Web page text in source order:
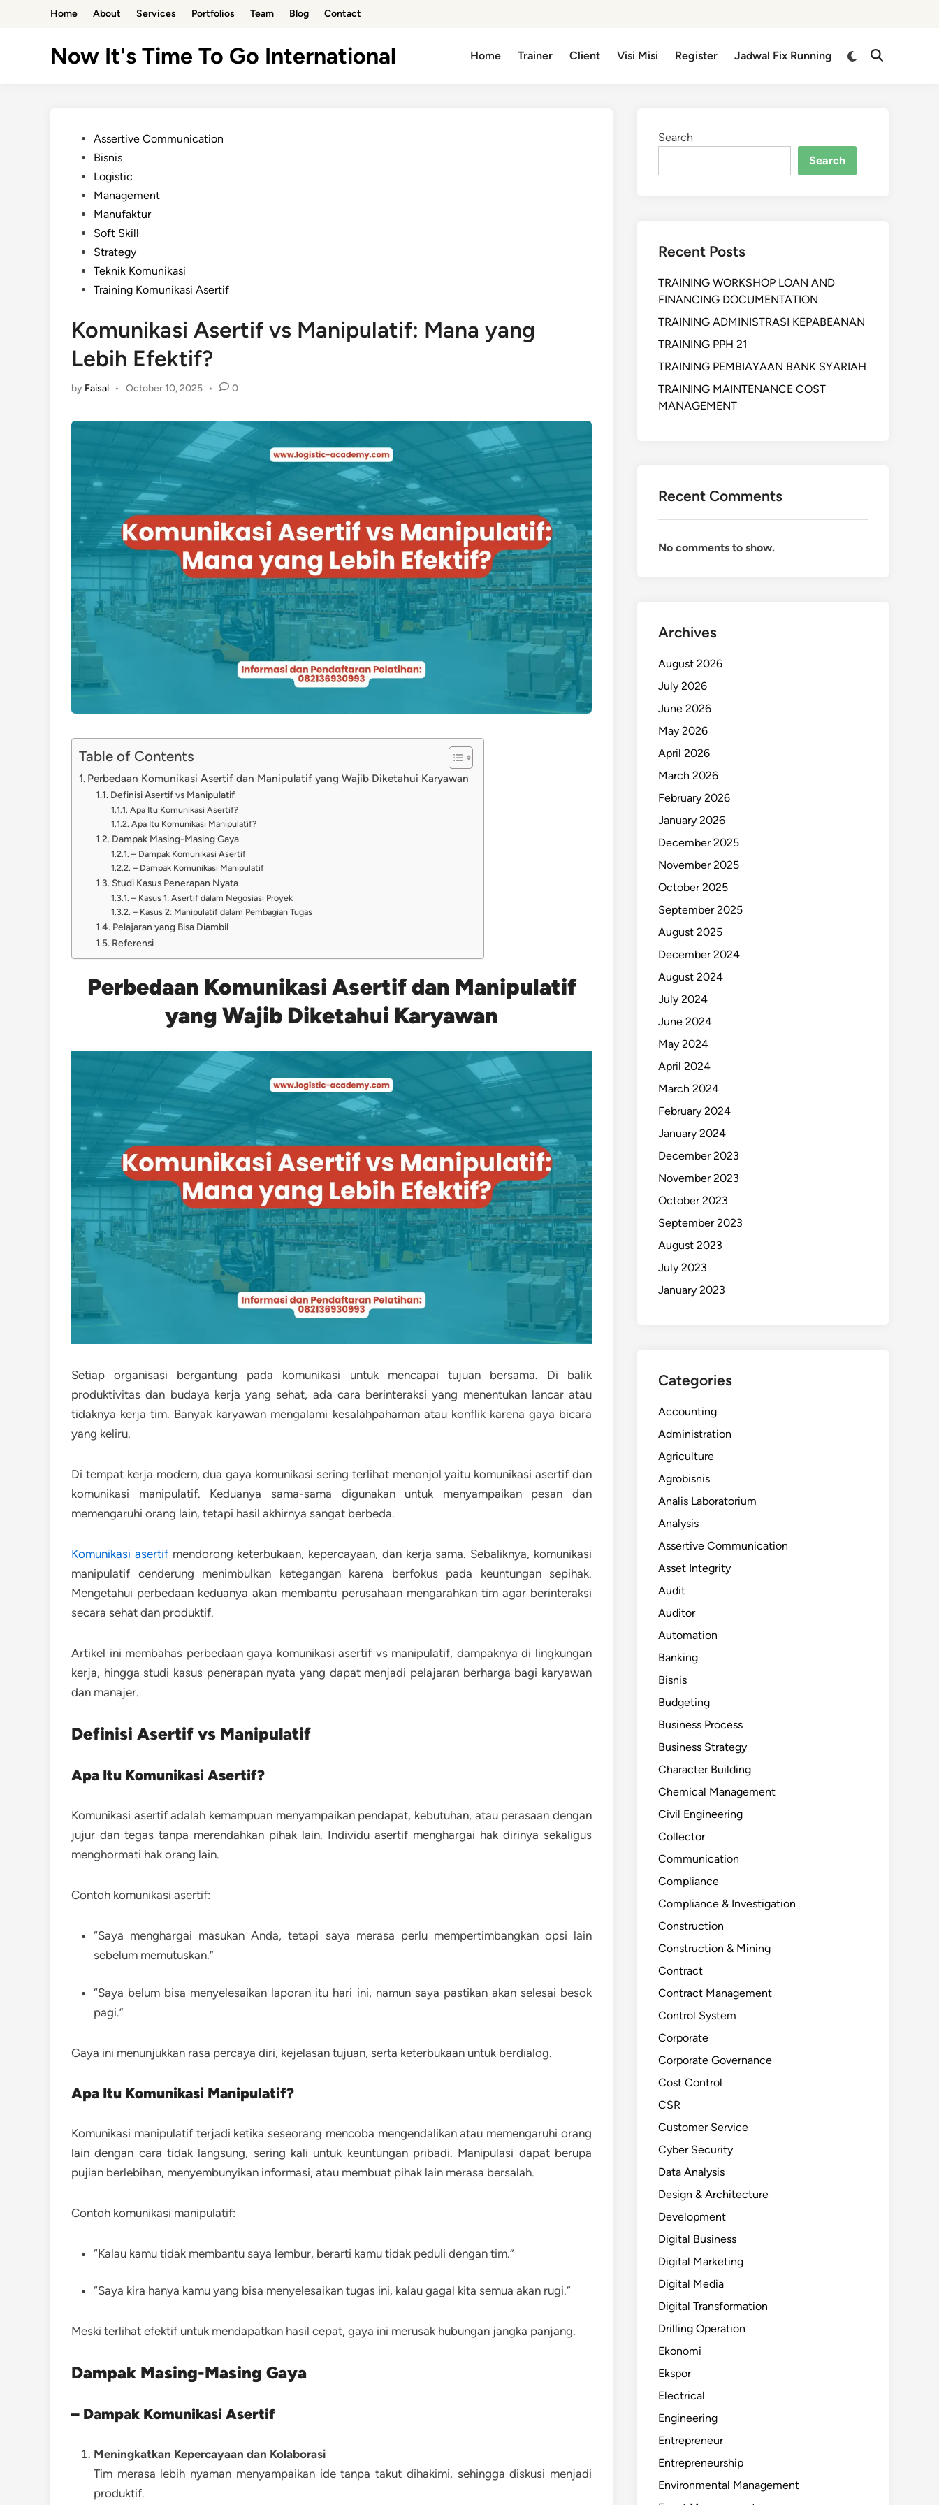
Home About Services Portfolios Team Blog Contact
Now It's Time To Go International Home Trainer Client Visi Misi Register Jadwal Fix Running
PostedAssertive Communication
Bisnis
Logistic
Management
Manufaktur
Soft Skill
Strategy
Teknik Komunikasi
Training Komunikasi Asertif
Komunikasi Asertif vs Manipulatif: Mana yang
Lebih Efektif?
by Faisal • October 10, 2025 • 0
Table of Contents
Perbedaan Komunikasi Asertif dan Manipulatif yang Wajib Diketahui Karyawan
Definisi Asertif vs Manipulatif
Apa Itu Komunikasi Asertif?
Apa Itu Komunikasi Manipulatif?
Dampak Masing-Masing Gaya
– Dampak Komunikasi Asertif
– Dampak Komunikasi Manipulatif
Studi Kasus Penerapan Nyata
– Kasus 1: Asertif dalam Negosiasi Proyek
– Kasus 2: Manipulatif dalam Pembagian Tugas
Pelajaran yang Bisa Diambil
Referensi
Perbedaan Komunikasi Asertif dan Manipulatif
yang Wajib Diketahui Karyawan
Setiap organisasi bergantung pada komunikasi untuk mencapai tujuan bersama. Di balik
produktivitas dan budaya kerja yang sehat, ada cara berinteraksi yang menentukan lancar atau
tidaknya kerja tim. Banyak karyawan mengalami kesalahpahaman atau konflik karena gaya bicara
yang keliru.
Di tempat kerja modern, dua gaya komunikasi sering terlihat menonjol yaitu komunikasi asertif dan
komunikasi manipulatif. Keduanya sama-sama digunakan untuk menyampaikan pesan dan
memengaruhi orang lain, tetapi hasil akhirnya sangat berbeda.
Komunikasi asertifmendorong keterbukaan, kepercayaan, dan kerja sama. Sebaliknya, komunikasi
manipulatif cenderung menimbulkan ketegangan karena berfokus pada keuntungan sepihak.
Mengetahui perbedaan keduanya akan membantu perusahaan mengarahkan tim agar berinteraksi
secara sehat dan produktif.
Artikel ini membahas perbedaan gaya komunikasi asertif vs manipulatif, dampaknya di lingkungan
kerja, hingga studi kasus penerapan nyata yang dapat menjadi pelajaran berharga bagi karyawan
dan manajer.
Definisi Asertif vs Manipulatif
Apa Itu Komunikasi Asertif?
Komunikasi asertif adalah kemampuan menyampaikan pendapat, kebutuhan, atau perasaan dengan
jujur dan tegas tanpa merendahkan pihak lain. Individu asertif menghargai hak dirinya sekaligus
menghormati hak orang lain.
Contoh komunikasi asertif:
“Saya menghargai masukan Anda, tetapi saya merasa perlu mempertimbangkan opsi lain
sebelum memutuskan.”
“Saya belum bisa menyelesaikan laporan itu hari ini, namun saya pastikan akan selesai besok
pagi.”
Gaya ini menunjukkan rasa percaya diri, kejelasan tujuan, serta keterbukaan untuk berdialog.
Apa Itu Komunikasi Manipulatif?
Komunikasi manipulatif terjadi ketika seseorang mencoba mengendalikan atau memengaruhi orang
lain dengan cara tidak langsung, sering kali untuk keuntungan pribadi. Manipulasi dapat berupa
pujian berlebihan, menyembunyikan informasi, atau membuat pihak lain merasa bersalah.
Contoh komunikasi manipulatif:
“Kalau kamu tidak membantu saya lembur, berarti kamu tidak peduli dengan tim.”
“Saya kira hanya kamu yang bisa menyelesaikan tugas ini, kalau gagal kita semua akan rugi.”
Meski terlihat efektif untuk mendapatkan hasil cepat, gaya ini merusak hubungan jangka panjang.
Dampak Masing-Masing Gaya
– Dampak Komunikasi Asertif
Meningkatkan Kepercayaan dan Kolaborasi
Tim merasa lebih nyaman menyampaikan ide tanpa takut dihakimi, sehingga diskusi menjadi
produktif.
Search
Search
Recent Posts
TRAINING WORKSHOP LOAN AND
FINANCING DOCUMENTATION
TRAINING ADMINISTRASI KEPABEANAN
TRAINING PPH 21
TRAINING PEMBIAYAAN BANK SYARIAH
TRAINING MAINTENANCE COST
MANAGEMENT
Recent Comments
No comments to show.
Archives
August 2026
July 2026
June 2026
May 2026
April 2026
March 2026
February 2026
January 2026
December 2025
November 2025
October 2025
September 2025
August 2025
December 2024
August 2024
July 2024
June 2024
May 2024
April 2024
March 2024
February 2024
January 2024
December 2023
November 2023
October 2023
September 2023
August 2023
July 2023
January 2023
Categories
Accounting
Administration
Agriculture
Agrobisnis
Analis Laboratorium
Analysis
Assertive Communication
Asset Integrity
Audit
Auditor
Automation
Banking
Bisnis
Budgeting
Business Process
Business Strategy
Character Building
Chemical Management
Civil Engineering
Collector
Communication
Compliance
Compliance & Investigation
Construction
Construction & Mining
Contract
Contract Management
Control System
Corporate
Corporate Governance
Cost Control
CSR
Customer Service
Cyber Security
Data Analysis
Design & Architecture
Development
Digital Business
Digital Marketing
Digital Media
Digital Transformation
Drilling Operation
Ekonomi
Ekspor
Electrical
Engineering
Entrepreneur
Entrepreneurship
Environmental Management